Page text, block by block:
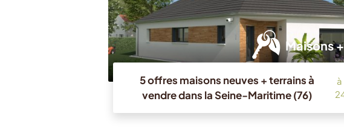
Maisons
5 offres maisons neuves + terrains à
vendre dans la Seine-Maritime (76)